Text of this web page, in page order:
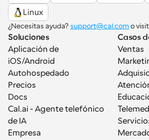
Linux
¿Necesitas ayuda? support@cal.com o
Soluciones
Aplicación de
iOS/Android
Autohospedado
Precios
Docs
Cal.ai - Agente telefónico
de IA
Empresa
Casos
Ventas